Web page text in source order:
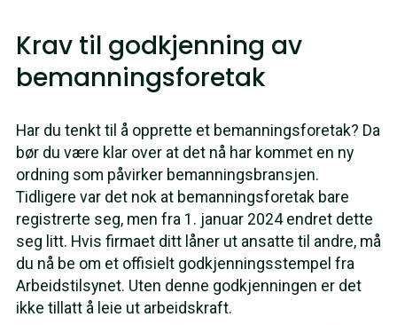
Krav til godkjenning av
bemanningsforetak
Har du tenkt til å opprette et bemanningsforetak? Da
bør du være klar over at det nå har kommet en ny
ordning som påvirker bemanningsbransjen.
Tidligere var det nok at bemanningsforetak bare
registrerte seg, men fra 1. januar 2024 endret dette
seg litt. Hvis firmaet ditt låner ut ansatte til andre, må
du nå be om et offisielt godkjenningsstempel fra
Arbeidstilsynet. Uten denne godkjenningen er det
ikke tillatt å leie ut arbeidskraft.